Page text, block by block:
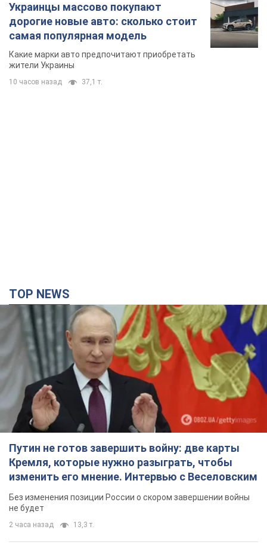
Украинцы массово покупают
дорогие новые авто: сколько стоит
самая популярная модель
Какие марки авто предпочитают приобретать
жители Украины
10 часов назад 37,1 т.
TOP NEWS
Путин не готов завершить войну: две карты
Кремля, которые нужно разыграть, чтобы
изменить его мнение. Интервью с Веселовским
Без изменения позиции России о скором завершении войны
не будет
2 часа назад 13,3 т.